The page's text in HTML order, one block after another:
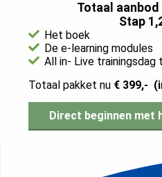
Totaal
Stap
Het boek
De e-learning modules
All in- Live trainingsdag
Totaal pakket nu € 399,-
Direct beginnen met